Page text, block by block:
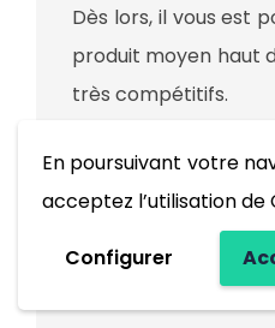
En poursuivant votre
acceptez l’utilisation de
Configurer
Dès lors, il vous est
produit moyen haut
très compétitifs.